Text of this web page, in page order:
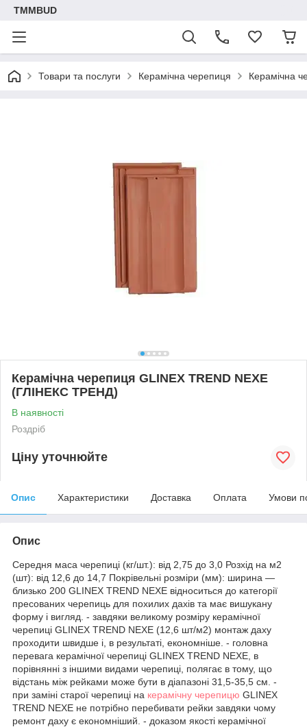
TMMBUD
Товари та послуги Керамічна черепиця Керамічна
Керамічна черепиця GLINEX TREND NEXE
(ГЛІНЕКС ТРЕНД)
В наявності
Роздріб
Ціну уточнюйте
Опис Характеристики Доставка Оплата Умови
Опис
Середня маса черепиці (кг/шт.): від 2,75 до 3,0 Розхід на м2
(шт): від 12,6 до 14,7 Покрівельні розміри (мм): ширина ―
близько 200 GLINEX TREND NEXE відноситься до категорії
пресованих черепиць для похилих дахів та має вишукану
форму і вигляд. - завдяки великому розміру керамічної
черепиці GLINEX TREND NEXE (12,6 шт/м2) монтаж даху
проходити швидше і, в результаті, економніше. - головна
перевага керамічної черепиці GLINEX TREND NEXE, в
порівнянні з іншими видами черепиці, полягає в тому, що
відстань між рейками може бути в діапазоні 31,5-35,5 см. -
при заміні старої черепиці на керамічну черепицю GLINEX
TREND NEXE не потрібно перебивати рейки завдяки чому
ремонт даху є економніший. - доказом якості керамічної